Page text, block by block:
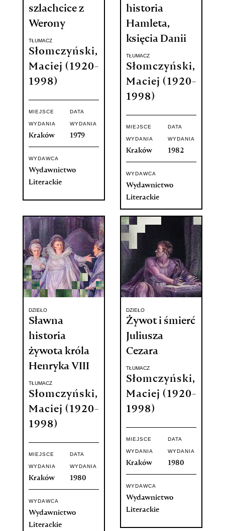
szlachcice z
Werony
TŁUMACZ
Słomczyński,
Maciej (1920-
1998)
MIEJSCE
WYDANIA
Kraków
DATA
WYDANIA
1979
WYDAWCA
Wydawnictwo
Literackie
historia
Hamleta,
księcia Danii
TŁUMACZ
Słomczyński,
Maciej (1920-
1998)
MIEJSCE
WYDANIA
Kraków
DATA
WYDANIA
1982
WYDAWCA
Wydawnictwo
Literackie
DZIEŁO
Sławna
historia
żywota króla
Henryka VIII
TŁUMACZ
Słomczyński,
Maciej (1920-
1998)
MIEJSCE
WYDANIA
Kraków
DATA
WYDANIA
1980
WYDAWCA
Wydawnictwo
Literackie
DZIEŁO
Żywot i śmierć
Juliusza
Cezara
TŁUMACZ
Słomczyński,
Maciej (1920-
1998)
MIEJSCE
WYDANIA
Kraków
DATA
WYDANIA
1980
WYDAWCA
Wydawnictwo
Literackie